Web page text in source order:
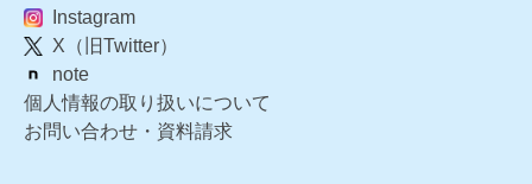
Instagram
X（旧Twitter）
note
個人情報の取り扱いについて
お問い合わせ・資料請求